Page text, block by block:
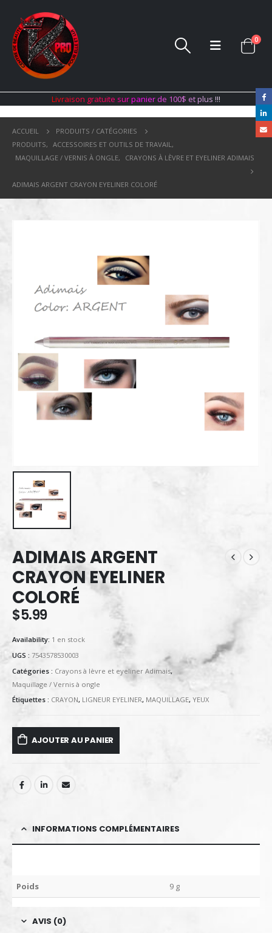
0
Livraison gratuite surpanier de 100$ etplus !!!
ACCUEIL
PRODUITS / CATÉGORIES
PRODUITS, ACCESSOIRES ET OUTILS DE TRAVAIL ,
MAQUILLAGE / VERNIS À ONGLE, CRAYONS À LÈVRE ET EYELINER ADIMAIS
ADIMAIS ARGENT CRAYON EYELINER COLORÉ
ADIMAIS ARGENT
CRAYON EYELINER
COLORÉ
$5.99
Availability: 1 en stock
UGS : 7543578530003
Catégories : Crayons à lèvre et eyeliner Adimais,
Maquillage / Vernis à ongle
Étiquettes : CRAYON, LIGNEUR EYELINER, MAQUILLAGE, YEUX
AJOUTER AU PANIER
INFORMATIONS COMPLÉMENTAIRES
Poids 9 g
AVIS (0)